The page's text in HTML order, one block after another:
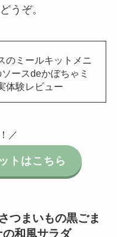
うぞ。
のミールキットメニ
ースdeかぼちゃミ
体験レビュー
／
トはこちら
つまいもの黒ごま
和風サラダ